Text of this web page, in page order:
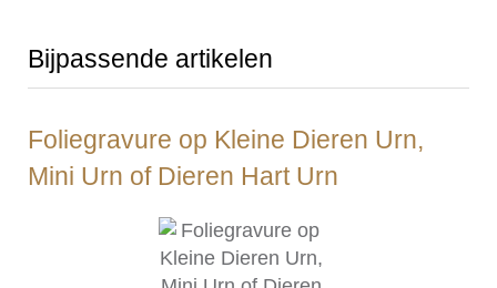
Bijpassende artikelen
Foliegravure op Kleine Dieren Urn,
Mini Urn of Dieren Hart Urn